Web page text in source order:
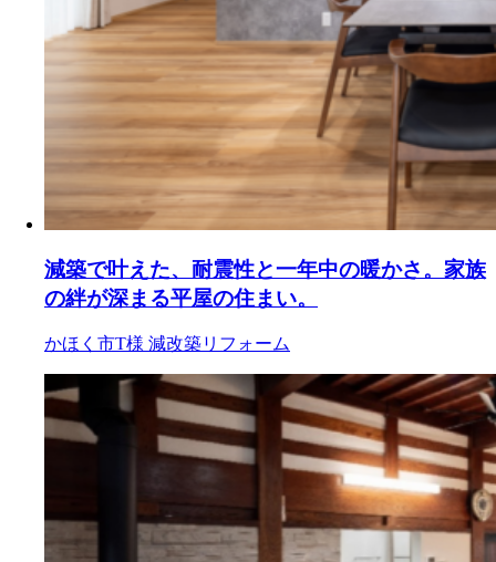
減築で叶えた、耐震性と一年中の暖かさ。家族
の絆が深まる平屋の住まい。
かほく市T様 減改築リフォーム